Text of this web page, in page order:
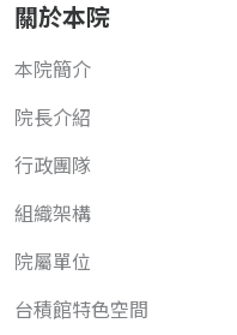
關於本院
本院簡介
院長介紹
行政團隊
組織架構
院屬單位
台積館特色空間